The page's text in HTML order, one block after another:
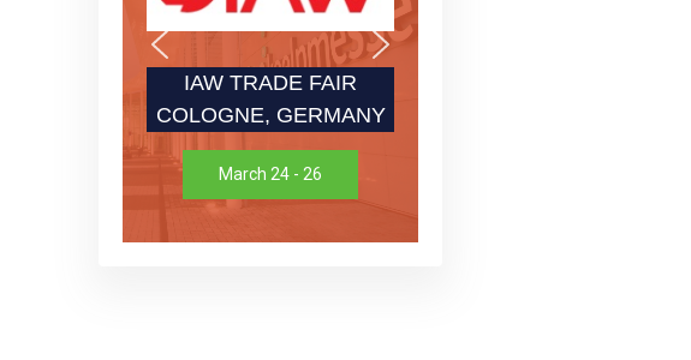
IAW TRADE FAIR
COLOGNE, GERMANY
March 24 - 26